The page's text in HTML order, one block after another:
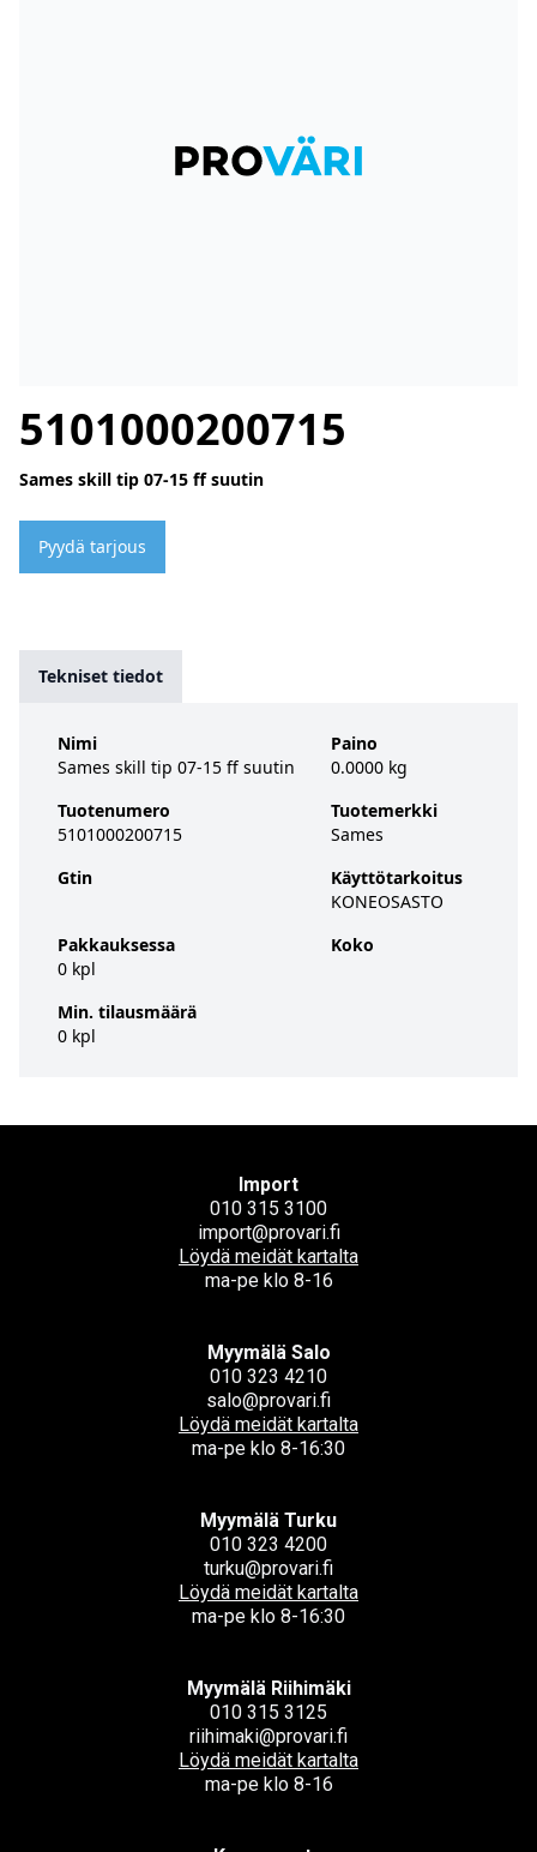
5101000200715
Sames skill tip 07-15 ff suutin
Pyydä tarjous
Tekniset tiedot
Nimi
Sames skill tip 07-15 ff suutin
Tuotenumero
5101000200715
Gtin
Pakkauksessa
0 kpl
Min. tilausmäärä
0 kpl
Paino
0.0000 kg
Tuotemerkki
Sames
Käyttötarkoitus
KONEOSASTO
Koko
Import
010 315 3100
import@provari.fi
Löydä meidät kartalta
ma-pe klo 8-16
Myymälä Salo
010 323 4210
salo@provari.fi
Löydä meidät kartalta
ma-pe klo 8-16:30
Myymälä Turku
010 323 4200
turku@provari.fi
Löydä meidät kartalta
ma-pe klo 8-16:30
Myymälä Riihimäki
010 315 3125
riihimaki@provari.fi
Löydä meidät kartalta
ma-pe klo 8-16